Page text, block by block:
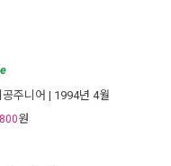
공주니어 | 1994년 4월
800원